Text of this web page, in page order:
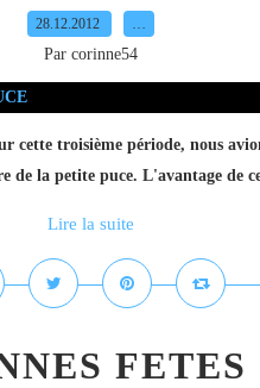
28.12.2012 …
Par corinne54
troisième période, nous
de la petite puce. L'avantage de
Lire la suite
FETES